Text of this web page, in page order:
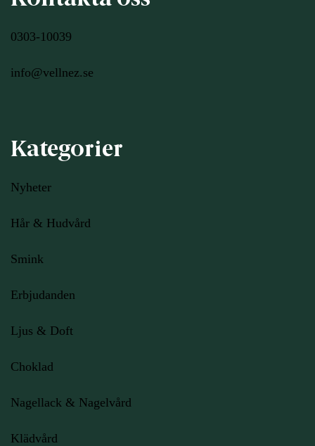
0303-10039
info@vellnez.se
Kategorier
Nyheter
Hår & Hudvård
Smink
Erbjudanden
Ljus & Doft
Choklad
Nagellack & Nagelvård
Klädvård